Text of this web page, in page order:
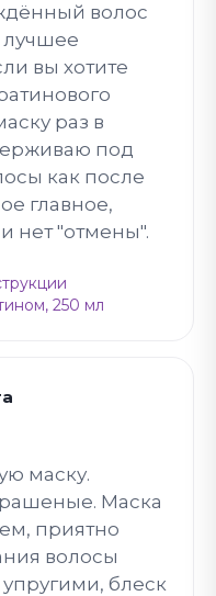
волос
лучшее
вы хотите
раз в
под
как после
главное,
нет "отмены".
250 мл
маску.
Маска
приятно
волосы
блеск